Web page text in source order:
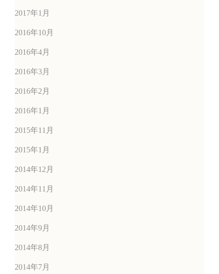
2017年1月
2016年10月
2016年4月
2016年3月
2016年2月
2016年1月
2015年11月
2015年1月
2014年12月
2014年11月
2014年10月
2014年9月
2014年8月
2014年7月